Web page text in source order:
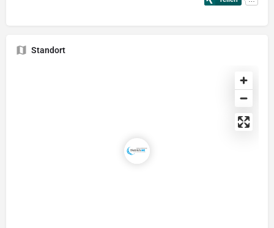
Standort